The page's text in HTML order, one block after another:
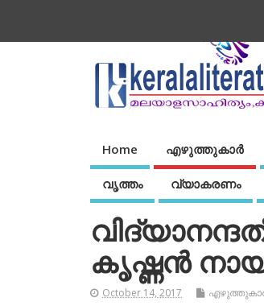
Home എഴുത്തുകാര്‍
വൃത്തം വ്യാകരണം
കൃഷ്ണന്‍
October 14, 2017